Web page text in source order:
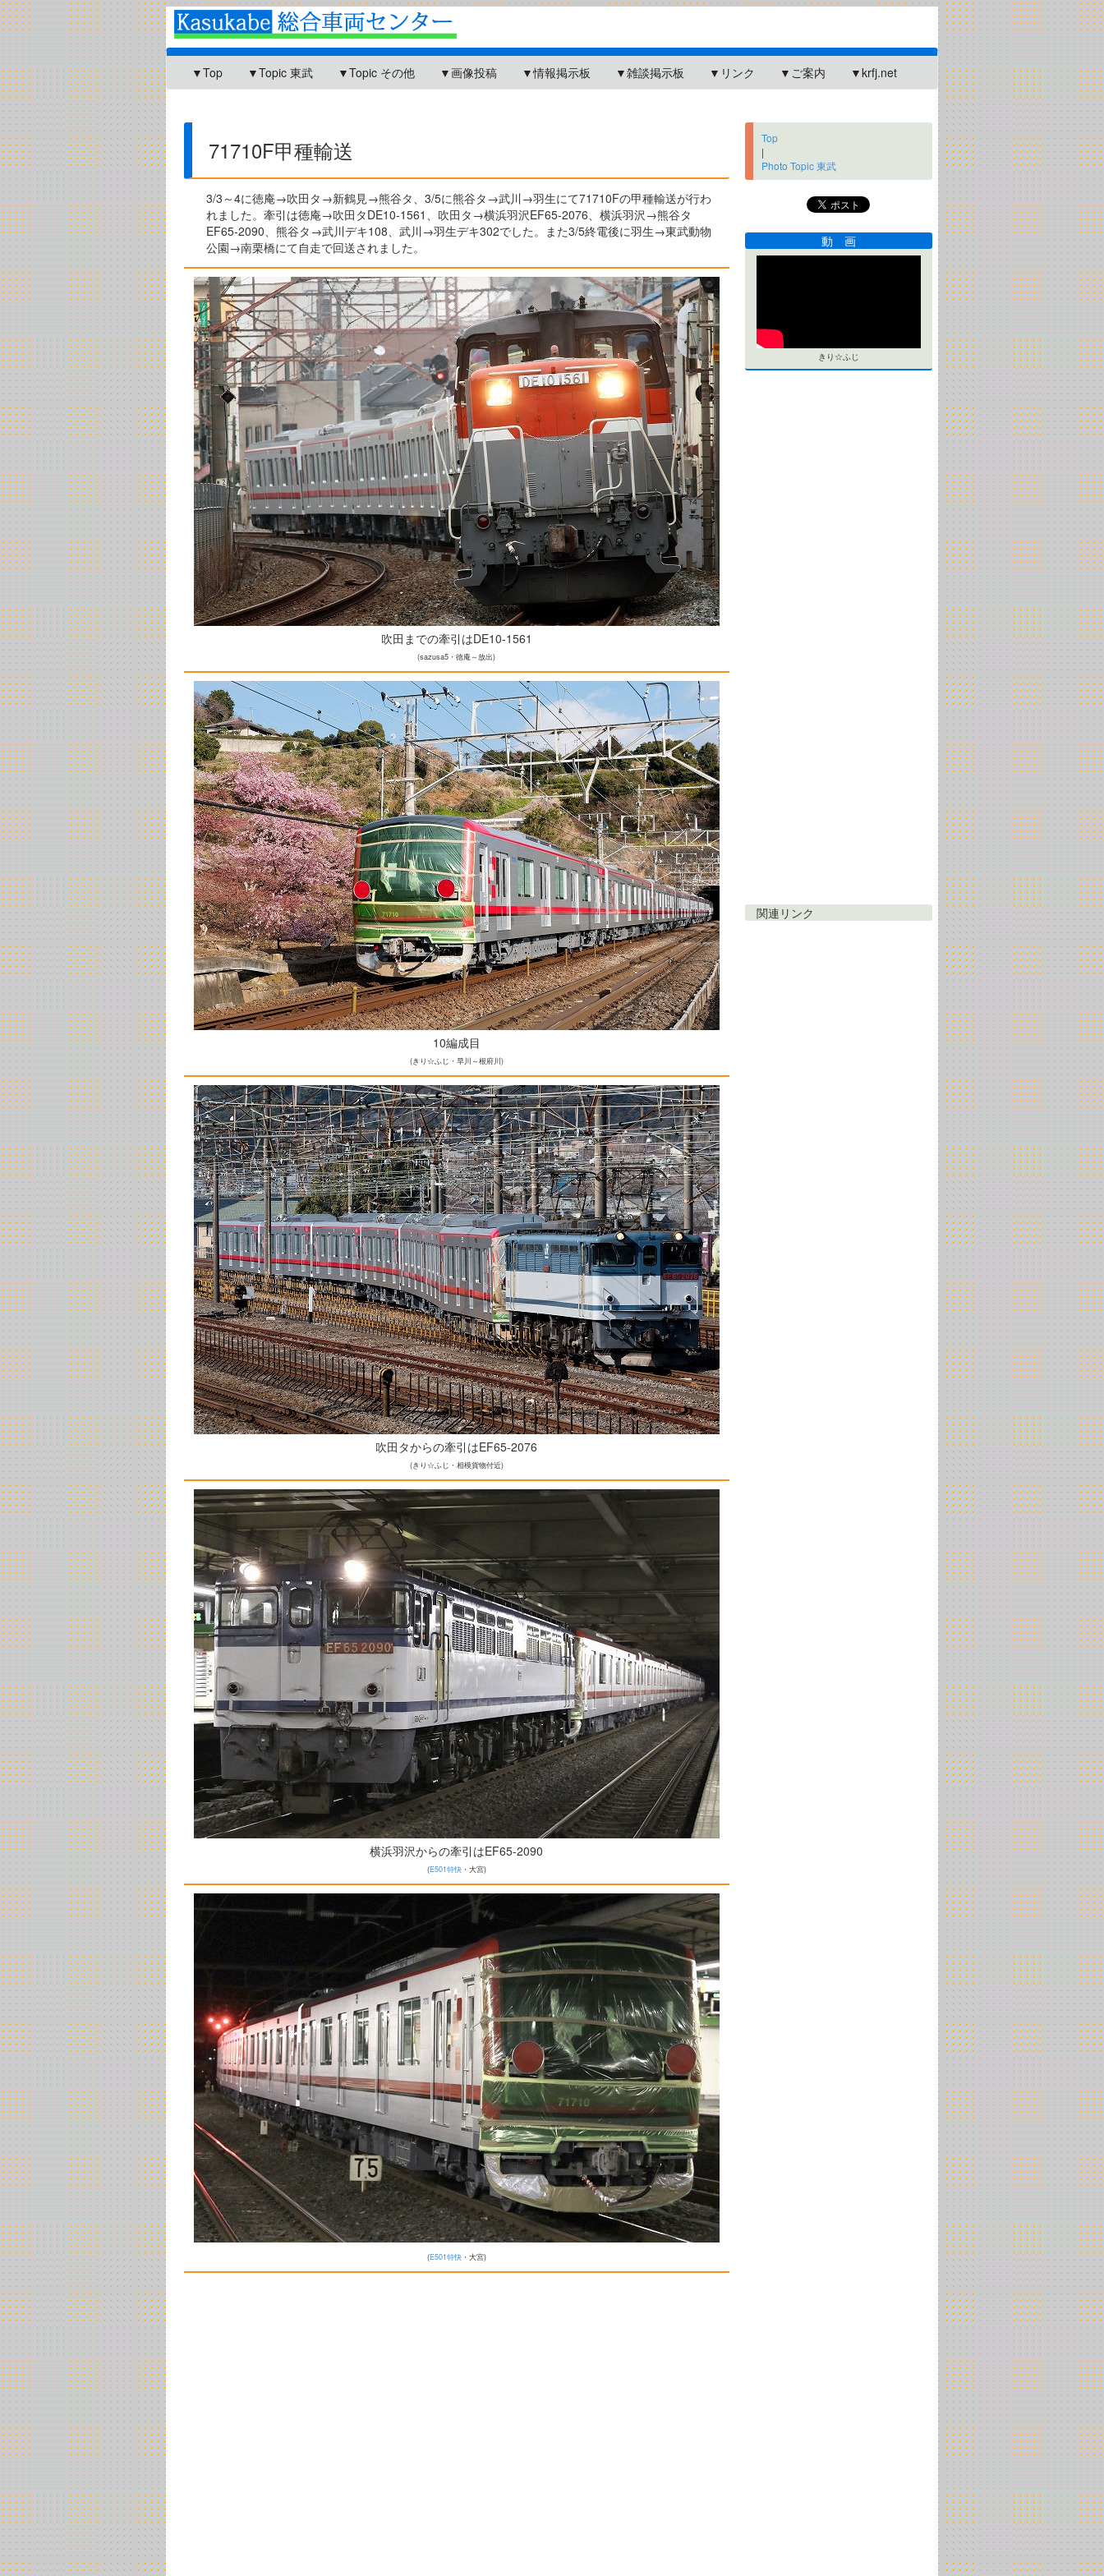
▼Top ▼Topic 東武 ▼Topic その他 ▼画像投稿 ▼情報掲示板 ▼雑談掲示板 ▼リンク ▼ご案内 ▼krfj.net
71710F甲種輸送
3/3～4に徳庵→吹田タ→新鶴見→熊谷タ、3/5に熊谷タ→武川→羽生にて71710Fの甲種輸送が行わ
れました。牽引は徳庵→吹田タDE10-1561、吹田タ→横浜羽沢EF65-2076、横浜羽沢→熊谷タ
EF65-2090、熊谷タ→武川デキ108、武川→羽生デキ302でした。また3/5終電後に羽生→東武動物
公園→南栗橋にて自走で回送されました。
吹田までの牽引はDE10-1561
(sazusa5・徳庵～放出)
10編成目
(きり☆ふじ・早川～根府川)
吹田タからの牽引はEF65-2076
(きり☆ふじ・相模貨物付近)
横浜羽沢からの牽引はEF65-2090
(E501特快・大宮)
(E501特快・大宮)
Top
|
Photo Topic 東武
動 画
きり☆ふじ
関連リンク